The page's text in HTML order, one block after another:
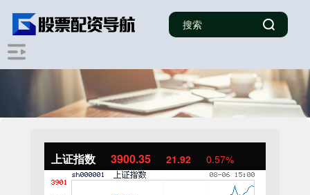
上证指数 3900.35 21.92 0.57%